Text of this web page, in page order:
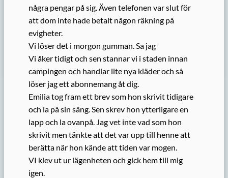
några pengar på sig. Även telefonen var slut för
att dom inte hade betalt någon räkning på
evigheter.
Vi löser det i morgon gumman. Sa jag
Vi åker tidigt och sen stannar vi i staden innan
campingen och handlar lite nya kläder och så
löser jag ett abonnemang åt dig.
Emilia tog fram ett brev som hon skrivit tidigare
och la på sin säng. Sen skrev hon ytterligare en
lapp och la ovanpå. Jag vet inte vad som hon
skrivit men tänkte att det var upp till henne att
berätta när hon kände att tiden var mogen.
VI klev ut ur lägenheten och gick hem till mig
igen.